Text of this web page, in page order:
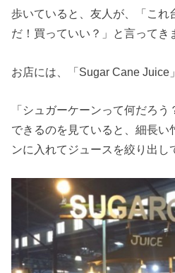
歩いていると、友人が、「これ
だ！買っていい？」と言ってき
お店には、「Sugar Cane Juice
「シュガーケーンって何だろ
できるのを見ていると、細長い
ンに入れてジュースを絞り出し